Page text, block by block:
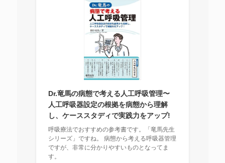
Dr.竜馬の病態で考える人工呼吸管理〜
人工呼吸器設定の根拠を病態から理解
し、ケーススタディで実践力をアップ!
呼吸療法でおすすめの参考書です。「竜馬先生
シリーズ」ですね。 病態から考える呼吸器管理
ですが、非常に分かりやすいものとなってま
す。